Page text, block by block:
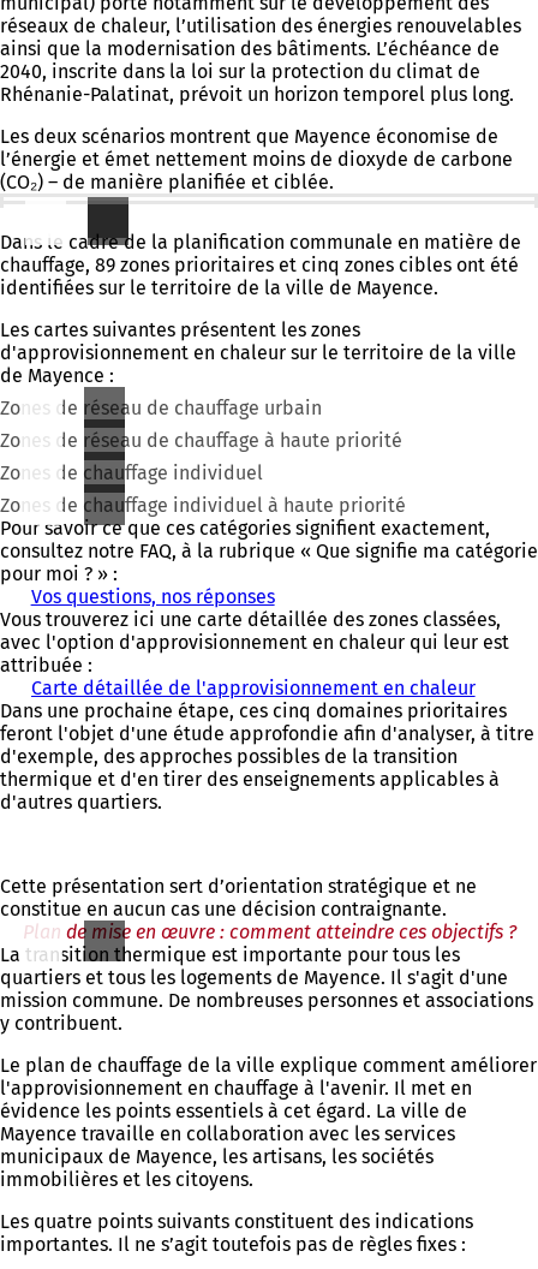
réseaux de chaleur, l’utilisation des énergies renouvelables
ainsi que la modernisation des bâtiments. L’échéance de
2040, inscrite dans la loi sur la protection du climat de
Rhénanie-Palatinat, prévoit un horizon temporel plus long.
Les deux scénarios montrent que Mayence économise de
l’énergie et émet nettement moins de dioxyde de carbone
(CO₂) – de manière planifiée et ciblée.
Dans le cadre de la planification communale en matière de
chauffage, 89 zones prioritaires et cinq zones cibles ont été
identifiées sur le territoire de la ville de Mayence.
Les cartes suivantes présentent les zones
d'approvisionnement en chaleur sur le territoire de la ville
de Mayence :
Zones de réseau de chauffage urbain
Zones de réseau de chauffage à haute priorité
Zones de chauffage individuel
Zones de chauffage individuel à haute priorité
Pour savoir ce que ces catégories signifient exactement,
consultez notre FAQ, à la rubrique « Que signifie ma catégorie
pour moi ? » :
Vos questions, nos réponses
Vous trouverez ici une carte détaillée des zones classées,
avec l'option d'approvisionnement en chaleur qui leur est
attribuée :
Carte détaillée de l'approvisionnement en chaleur(
S
u
a
s
n
n
u
v
Dans une prochaine étape, ces cinq domaines prioritaires
feront l'objet d'une étude approfondie afin d'analyser, à titre
d'exemple, des approches possibles de la transition
thermique et d'en tirer des enseignements applicables à
d'autres quartiers.
Cette présentation sert d’orientation stratégique et ne
constitue en aucun cas une décision contraignante.
Plan de mise en œuvre : comment atteindre ces objectifs ?
La transition thermique est importante pour tous les
quartiers et tous les logements de Mayence. Il s'agit d'une
mission commune. De nombreuses personnes et associations
y contribuent.
Le plan de chauffage de la ville explique comment améliorer
l'approvisionnement en chauffage à l'avenir. Il met en
évidence les points essentiels à cet égard. La ville de
Mayence travaille en collaboration avec les services
municipaux de Mayence, les artisans, les sociétés
immobilières et les citoyens.
Les quatre points suivants constituent des indications
importantes. Il ne s’agit toutefois pas de règles fixes :